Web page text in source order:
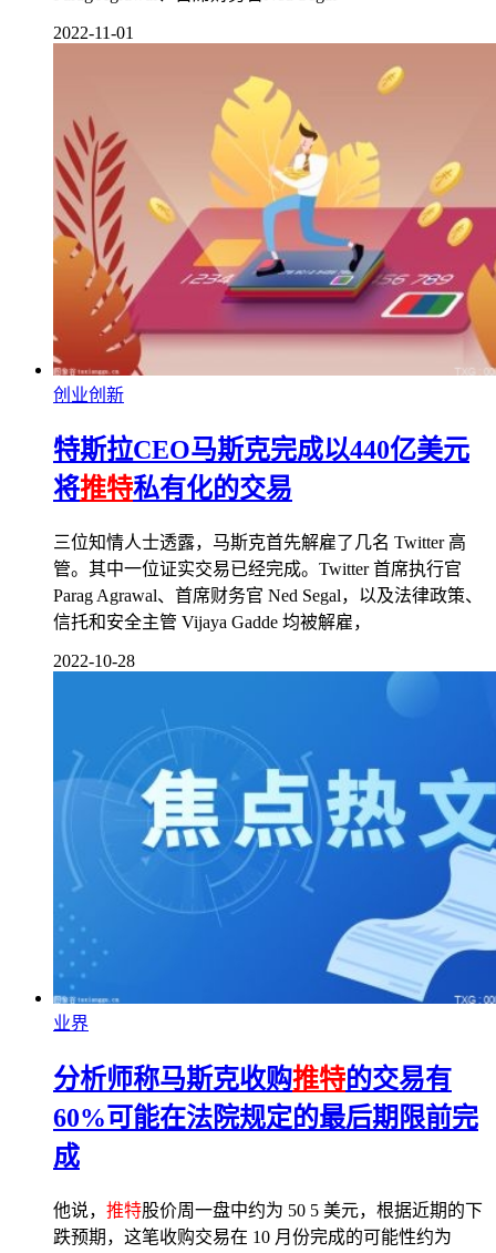
2022-11-01
创业创新
特斯拉CEO马斯克完成以440亿美元
将推特私有化的交易
三位知情人士透露，马斯克首先解雇了几名 Twitter 高
管。其中一位证实交易已经完成。Twitter 首席执行官
Parag Agrawal、首席财务官 Ned Segal，以及法律政策、
信托和安全主管 Vijaya Gadde 均被解雇，
2022-10-28
业界
分析师称马斯克收购推特的交易有
60%可能在法院规定的最后期限前完
成
他说， 推特股价周一盘中约为 50 5 美元，根据近期的下
跌预期，这笔收购交易在 10 月份完成的可能性约为